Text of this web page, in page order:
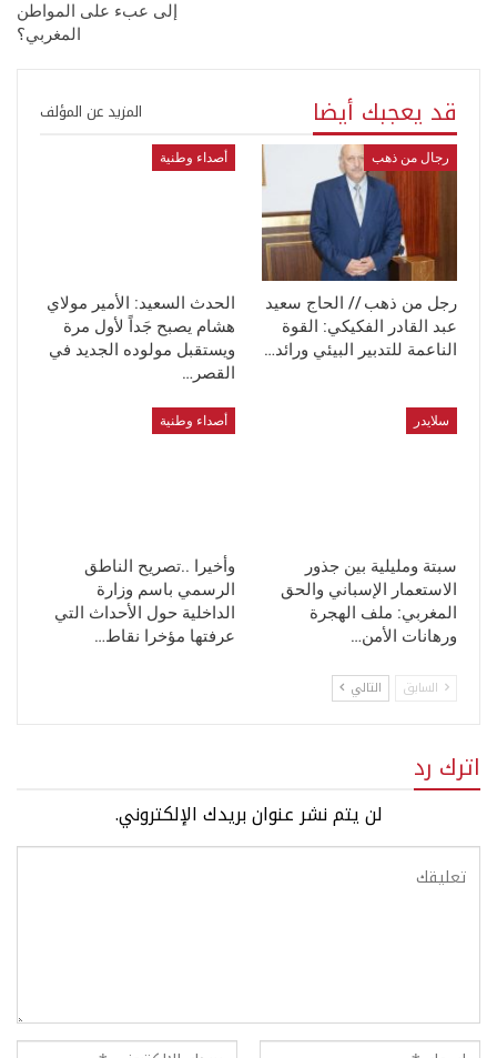
إلى عبء على المواطن
المغربي؟
قد يعجبك أيضا المزيد عن المؤلف
رجال من ذهب
رجل من ذهب // الحاج سعيد
عبد القادر الفكيكي: القوة
الناعمة للتدبير البيئي ورائد…
أصداء وطنية
الحدث السعيد: الأمير مولاي
هشام يصبح جَداً لأول مرة
ويستقبل مولوده الجديد في
القصر…
سلايدر
سبتة ومليلية بين جذور
الاستعمار الإسباني والحق
المغربي: ملف الهجرة
ورهانات الأمن…
أصداء وطنية
وأخيرا ..تصريح الناطق
الرسمي باسم وزارة
الداخلية حول الأحداث التي
عرفتها مؤخرا نقاط…
السابق التالي
اترك رد
لن يتم نشر عنوان بريدك الإلكتروني.